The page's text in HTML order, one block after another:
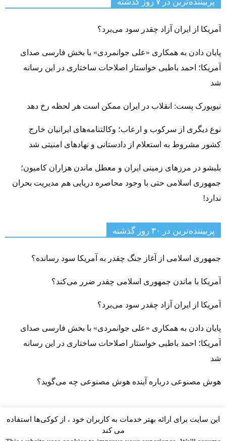
آمریکا از ایران آزاد چقدر سود می‌برد؟
پایان دادن به همکاری «علی جوانمردی» با بخش فارسی صدای
آمریکا؛ احمد باطبی خواستار اصلاحات ساختاری در این رسانه
شد
نیویورک پست: انقلاب در ایران ممکن است هر لحظه رخ دهد
نوع دیگری از سرکوب و ارعاب؛ وکالتنامه‌های ایرانیان خارج
کشور مشروط به استعلام از دادستانی و نهادهای امنیتی شد
بلبشو در مرزهای زمینی ایران و معطل ماندن هزاران کامیون؛
جمهوری اسلامی حتی با وجود محاصره دریایی هم مدیریت بحران
ندارد!
پربیننده‌ترین‌ در ۳۰ روز گذشته
جمهوری اسلامی از آغاز جنگ چقدر به آمریکا سود رسانده؟
آمریکا با ماندن جمهوری اسلامی چقدر ضرر می‌کند؟
آمریکا از ایران آزاد چقدر سود می‌برد؟
پایان دادن به همکاری «علی جوانمردی» با بخش فارسی صدای
آمریکا؛ احمد باطبی خواستار اصلاحات ساختاری در این رسانه
شد
هوش مصنوعی درباره آینده هوش مصنوعی چه می‌گوید؟
این سایت برای ارائه بهتر خدمات به کاربران خود ، از کوکی‌ها استفاده
می کند